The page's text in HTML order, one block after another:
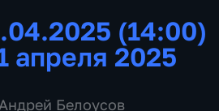
(14:00)
апреля 2025
Белоусов